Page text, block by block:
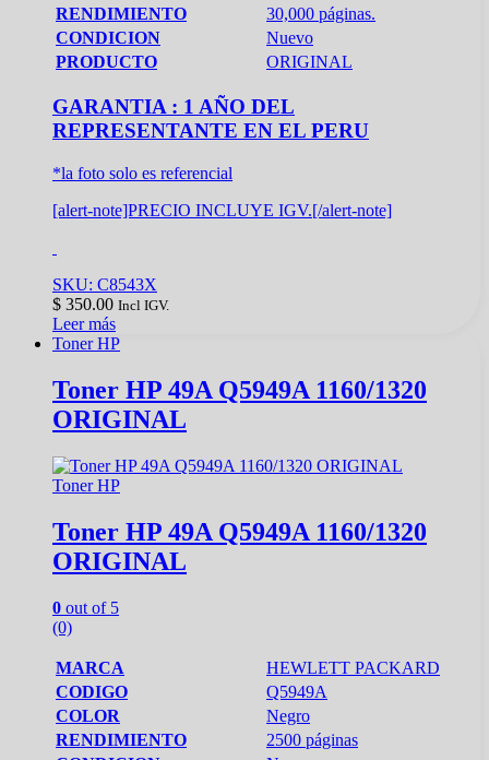
RENDIMIENTO
30,000 páginas.
CONDICION
Nuevo
PRODUCTO
ORIGINAL
GARANTIA : 1 AÑO DEL
REPRESENTANTE EN EL PERU
*la foto solo es referencial
[alert-note]PRECIO INCLUYE IGV.[/alert-note]
SKU: C8543X
$ 350.00 Incl IGV.
Leer más
Toner HP
Toner HP 49A Q5949A 1160/1320
ORIGINAL
Toner HP
Toner HP 49A Q5949A 1160/1320
ORIGINAL
0 out of 5
(0)
MARCA
HEWLETT PACKARD
CODIGO
Q5949A
COLOR
Negro
RENDIMIENTO
2500 páginas